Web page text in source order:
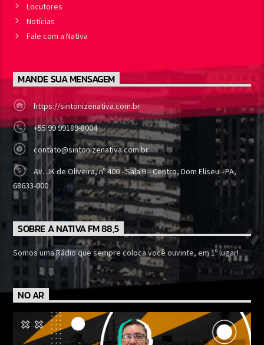
Locutores
Notícias
Fale com a Nativa
MANDE SUA MENSAGEM
https://sintonizenativa.com.br
+55 99 99189-8004
contato@sintonizenativa.com.br
Av. JK de Oliveira, nº 400 - Sala B - Centro, Dom Eliseu - PA,
68633-000
SOBRE A NATIVA FM 88,5
Somos uma Rádio que sempre coloca você ouvinte, em 1º lugar!
NO AR